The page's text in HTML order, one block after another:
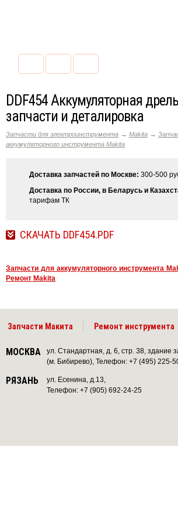
DDF454 Аккумуляторная
запчасти и деталировка
Запчасти для электроинструмента → Makita →
аккумуляторного инструмента Makita
Доставка запчастей по Москве: 300-500
Доставка по России, в Беларусь и
тарифам ТК
СКАЧАТЬ DDF454.PDF
Запчасти для аккумуляторного инструмента
Ремонт Makita
Запчасти Макита Ремонт инструмента
МОСКВА
ул. Стандартная, д. 6, стр. 38, здание
(м. Бибирево), Телефон: +7 (495) 225-
РЯЗАНЬ
ул. Есенина, д.13,
Телефон: +7 (905) 692-24-25